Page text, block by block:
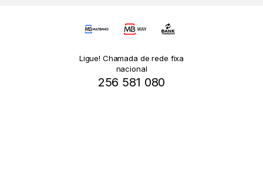
Ligue! Chamada de rede fixa
nacional
256 581 080